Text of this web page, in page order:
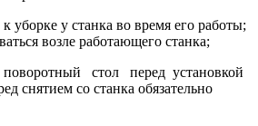
уборке у станка во время его работы;
возле работающего станка;
стол перед установкой
снятием со станка обязательно